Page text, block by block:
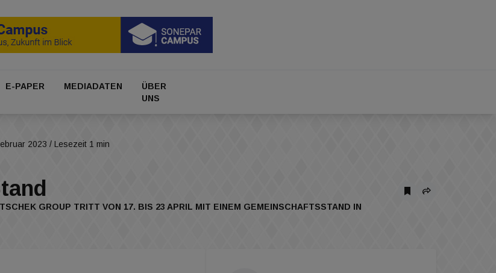
E-PAPER MEDIADATEN
ÜBER
UNS
2023 / Lesezeit 1 min
GROUP TRITT VON 17. BIS 23 APRIL MIT EINEM GEMEINSCHAFTSSTAND IN